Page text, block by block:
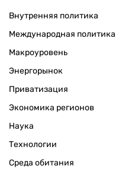
Внутренняя политика
Международная политика
Макроуровень
Энергорынок
Приватизация
Экономика регионов
Наука
Технологии
Среда обитания